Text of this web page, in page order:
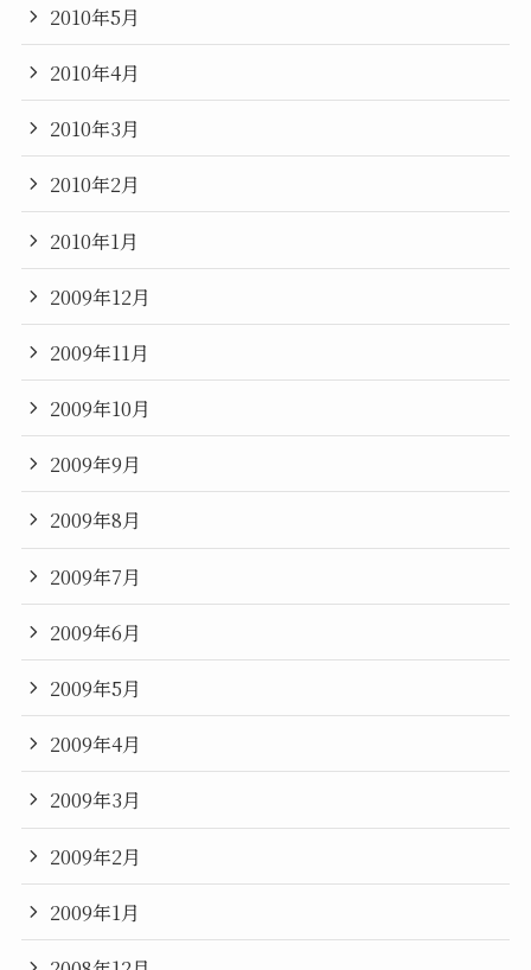
2010年5月
2010年4月
2010年3月
2010年2月
2010年1月
2009年12月
2009年11月
2009年10月
2009年9月
2009年8月
2009年7月
2009年6月
2009年5月
2009年4月
2009年3月
2009年2月
2009年1月